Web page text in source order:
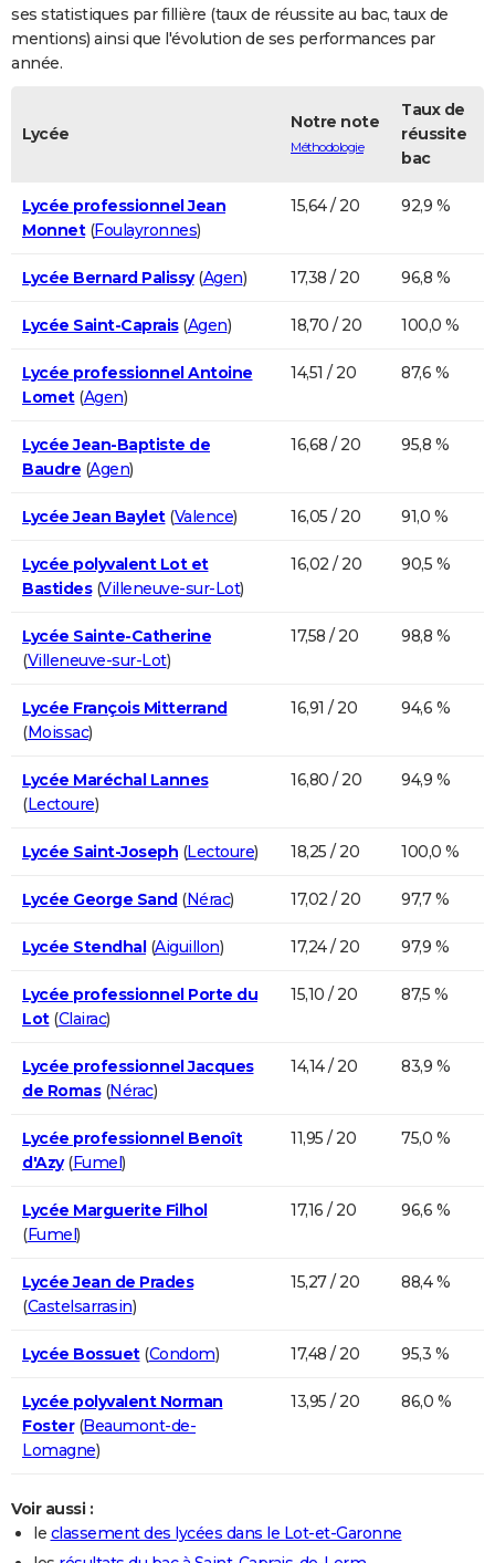
Bricolage
Lifestyle
Culture
Television
Voyage
Cinema
ses statistiques par fillière (taux de réussite au bac, taux de
mentions) ainsi que l'évolution de ses performances par
année.
Lycée
Notre note
Méthodologie
Taux de
réussite
bac
Lycée professionnel Jean
Monnet(Foulayronnes)
15,64 / 20 92,9 %
Lycée Bernard Palissy(Agen) 17,38 / 20 96,8 %
Lycée Saint-Caprais(Agen) 18,70 / 20 100,0 %
Lycée professionnel Antoine
Lomet(Agen)
14,51 / 20 87,6 %
Lycée Jean-Baptiste de
Baudre (Agen)
16,68 / 20 95,8 %
Lycée Jean Baylet(Valence) 16,05 / 20 91,0 %
Lycée polyvalent Lot et
Bastides(Villeneuve-sur-Lot)
16,02 / 20 90,5 %
Lycée Sainte-Catherine
(Villeneuve-sur-Lot)
17,58 / 20 98,8 %
Lycée François Mitterrand
(Moissac)
16,91 / 20 94,6 %
Lycée Maréchal Lannes
(Lectoure)
16,80 / 20 94,9 %
Lycée Saint-Joseph (Lectoure) 18,25 / 20 100,0 %
Lycée George Sand(Nérac) 17,02 / 20 97,7 %
Lycée Stendhal(Aiguillon) 17,24 / 20 97,9 %
Lycée professionnel Porte du
Lot(Clairac)
15,10 / 20 87,5 %
Lycée professionnel Jacques
de Romas(Nérac)
14,14 / 20 83,9 %
Lycée professionnel Benoît
d'Azy(Fumel)
11,95 / 20 75,0 %
Lycée Marguerite Filhol
(Fumel)
17,16 / 20 96,6 %
Lycée Jean de Prades
(Castelsarrasin)
15,27 / 20 88,4 %
Lycée Bossuet(Condom) 17,48 / 20 95,3 %
Lycée polyvalent Norman
Foster(Beaumont-de-
Lomagne)
13,95 / 20 86,0 %
Voir aussi :
le classement des lycées dans le Lot-et-Garonne